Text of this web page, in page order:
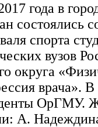
года в
состоялись
спорта
вузов
округа
врача».
ОрГМУ.
А.